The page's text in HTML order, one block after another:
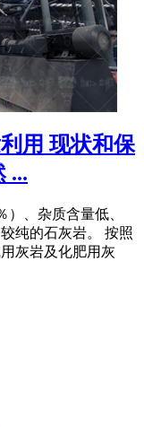
用 现状和保
...
、杂质含量低、
纯的石灰岩。 按照
灰岩及化肥用灰